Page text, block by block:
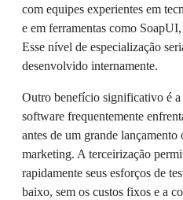
com equipes experientes em
e em ferramentas como
Esse nível de especialização
desenvolvido internamente.
Outro benefício significativo é a
software frequentemente
antes de um grande
marketing. A terceirização
rapidamente seus esforços de
baixo, sem os custos fixos e a